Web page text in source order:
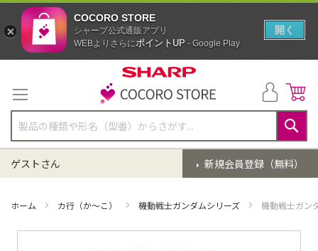
テ
ン
ツ
に
ス
キ
ッ
検
索
新規会員登録（無料）
ゲストさん
ホーム カ行（か～こ） 機動戦士ガンダムシリーズ 機動戦士ガン
COCORO STORE
シャープ公式通販アプリ
WEBよりさらにポイントUP- Google Play
開く